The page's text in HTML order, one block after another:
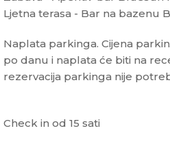
Ljetna terasa - Bar na bazenu
Naplata parkinga. Cijena
po danu i naplata će biti na
rezervacija parkinga nije
Check in od 15 sati